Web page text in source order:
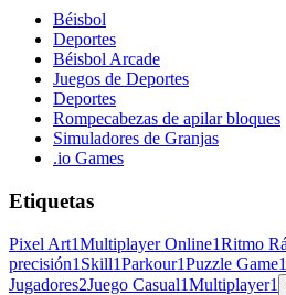
Béisbol
Deportes
Béisbol Arcade
Juegos de Deportes
Deportes
Rompecabezas de apilar bloques
Simuladores de Granjas
.io Games
Etiquetas
Pixel Art1Multiplayer Online1Ritmo
precisión1 Skill1Parkour1Puzzle Game1
Jugadores2Juego Casual1Multiplayer1